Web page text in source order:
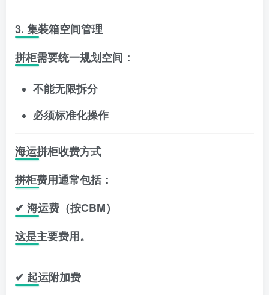
3. 集装箱空间管理
拼柜需要统一规划空间：
不能无限拆分
必须标准化操作
海运拼柜收费方式
拼柜费用通常包括：
✔ 海运费（按CBM）
这是主要费用。
✔ 起运附加费